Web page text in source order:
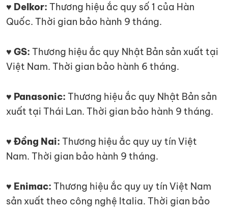
♥ Delkor: Thương hiệu ắc quy số 1 của Hàn
Quốc. Thời gian bảo hành 9 tháng.
♥ GS: Thương hiệu ắc quy Nhật Bản sản xuất tại
Việt Nam. Thời gian bảo hành 6 tháng.
♥ Panasonic: Thương hiệu ắc quy Nhật Bản sản
xuất tại Thái Lan. Thời gian bảo hành 9 tháng.
♥ Đồng Nai: Thương hiệu ắc quy uy tín Việt
Nam. Thời gian bảo hành 9 tháng.
♥ Enimac: Thương hiệu ắc quy uy tín Việt Nam
sản xuất theo công nghệ Italia. Thời gian bảo